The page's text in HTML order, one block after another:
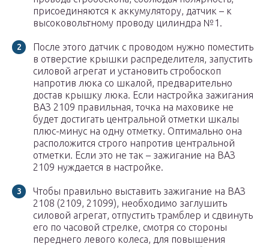
присоединяются к аккумулятору, датчик – к
высоковольтному проводу цилиндра №1.
После этого датчик с проводом нужно поместить
в отверстие крышки распределителя, запустить
силовой агрегат и установить стробоскоп
напротив люка со шкалой, предварительно
достав крышку люка. Если настройка зажигания
ВАЗ 2109 правильная, точка на маховике не
будет достигать центральной отметки шкалы
плюс-минус на одну отметку. Оптимально она
расположится строго напротив центральной
отметки. Если это не так – зажигание на ВАЗ
2109 нуждается в настройке.
Чтобы правильно выставить зажигание на ВАЗ
2108 (2109, 21099), необходимо заглушить
силовой агрегат, отпустить трамблер и сдвинуть
его по часовой стрелке, смотря со стороны
переднего левого колеса, для повышения